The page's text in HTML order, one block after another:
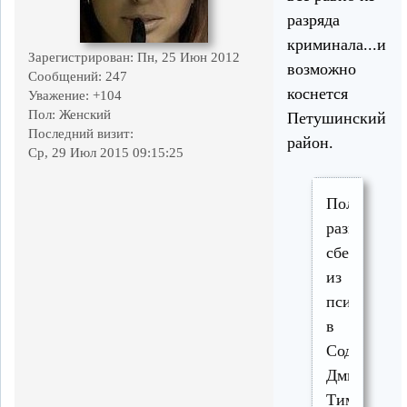
Зарегистрирован: Пн, 25 Июн 2012
Сообщений: 247
Уважение: +104
Пол: Женский
Последний визит:
Ср, 29 Июл 2015 09:15:25
разряда
криминала...и
возможно
коснется
Петушинский
район.
Полиция
из
в
Содышке
Дмитрия
Тимченко.